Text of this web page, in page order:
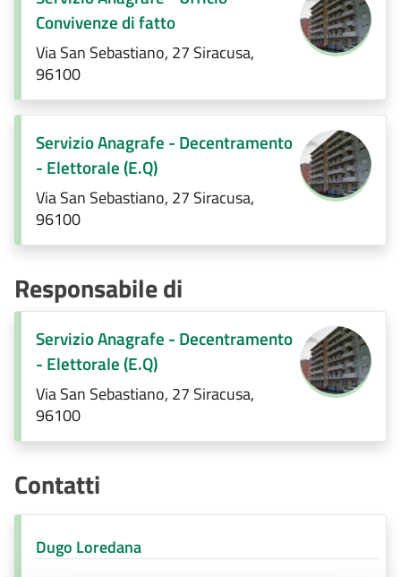
Convivenze di fatto
Via San Sebastiano, 27 Siracusa,
96100
Servizio Anagrafe - Decentramento
- Elettorale (E.Q)
Via San Sebastiano, 27 Siracusa,
96100
Responsabile di
Servizio Anagrafe - Decentramento
- Elettorale (E.Q)
Via San Sebastiano, 27 Siracusa,
96100
Contatti
Dugo Loredana